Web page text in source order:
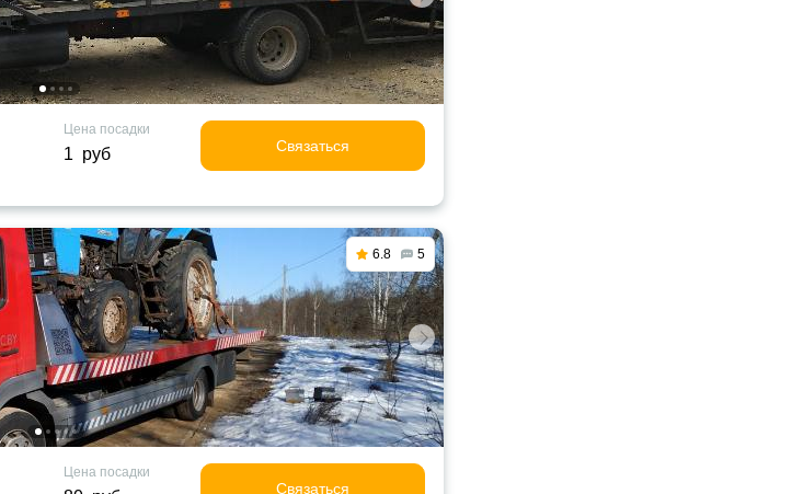
Цена посадки
1 руб Связаться
6.8 5
Цена посадки
Связаться